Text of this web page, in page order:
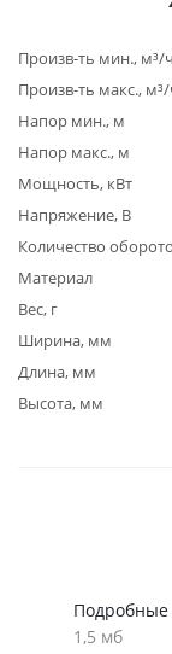
Произв-ть мин., м³/ч
Произв-ть макс.,
Напор мин., м
Напор макс., м
Мощность, кВт
Напряжение, В
Количество
Материал
Вес, г
Ширина, мм
Длина, мм
Высота, мм
Подробные
1,5 мб